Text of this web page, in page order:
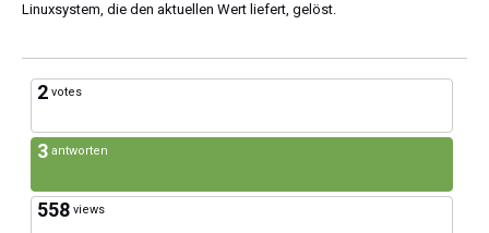
Linuxsystem, die den aktuellen Wert liefert, gelöst.
2 votes
3 antworten
558 views